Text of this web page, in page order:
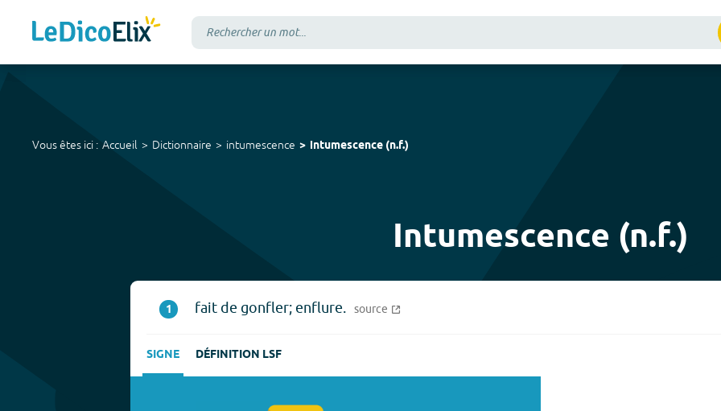
Vous êtes ici : Accueil Dictionnaire intumescence intumescence (n.f.)
Intumescence (n.f.)
1 fait de gonfler; enflure. source
SIGNE DÉFINITION LSF